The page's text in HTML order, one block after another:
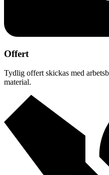
Offert
Tydlig offert skickas med
material.